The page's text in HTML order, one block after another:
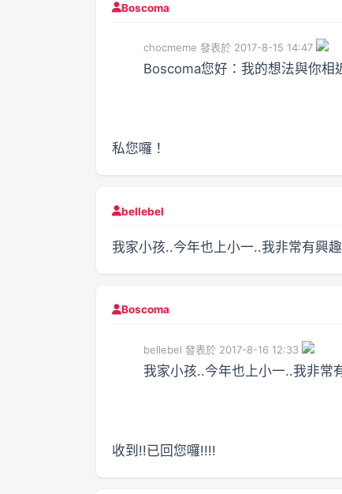
Boscoma
chocmeme 發表於 2017-8-15 14:47
Boscoma您好：我的想法與你相
私您囉！
bellebel
我家小孩..今年也上小一..我非常有興
Boscoma
bellebel 發表於 2017-8-16 12:33
我家小孩..今年也上小一..我非常
收到!!已回您囉!!!!